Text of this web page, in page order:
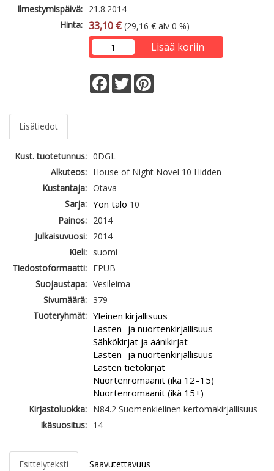
Ilmestymispäivä: 21.8.2014
Hinta: 33,10 € (29,16 € alv 0 %)
Lisää koriin
Facebook
Twitter
Lisätiedot
Kust. tuotetunnus: 0DGL
Alkuteos: House of Night Novel 10 Hidden
Kustantaja: Otava
Sarja: Yön talo 10
Painos: 2014
Julkaisuvuosi: 2014
Kieli: suomi
Tiedostoformaatti: EPUB
Suojaustapa: Vesileima
Sivumäärä: 379
Tuoteryhmät: Yleinen kirjallisuus
Lasten- ja nuortenkirjallisuus
Sähkökirjat ja äänikirjat
Lasten- ja nuortenkirjallisuus
Lasten tietokirjat
Nuortenromaanit (ikä 12–15)
Nuortenromaanit (ikä 15+)
Kirjastoluokka: N84.2 Suomenkielinen kertomakirjallisuus
Ikäsuositus: 14
Esittelyteksti Saavutettavuus